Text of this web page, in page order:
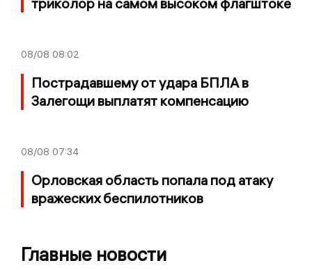
08/08 08:02
Пострадавшему от удара БПЛА в
Залегощи выплатят компенсацию
08/08 07:34
Орловская область попала под атаку
вражеских беспилотников
Главные новости